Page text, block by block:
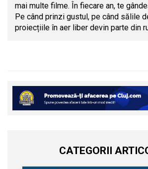
mai multe filme. În fiecare an, te
Pe când prinzi gustul, pe când sălile
proiecțiile în aer liber devin parte din
CATEGORII